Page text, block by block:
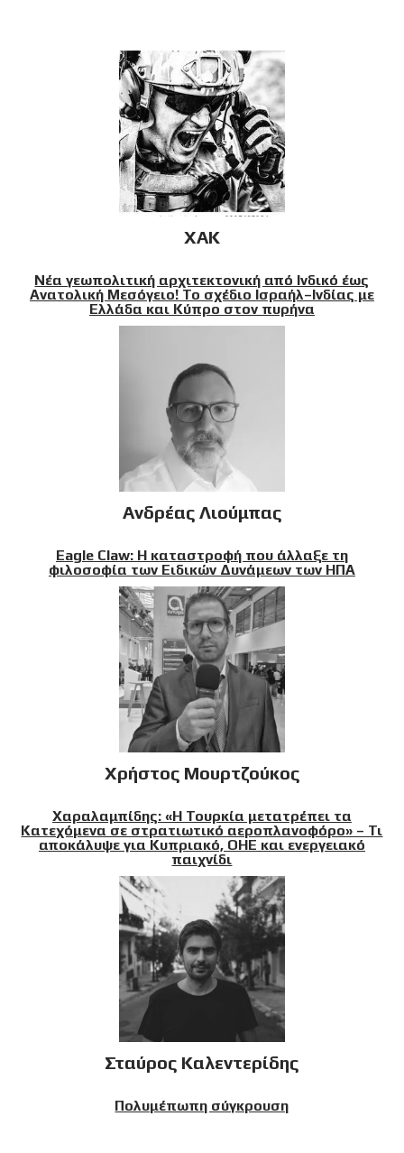
XAK
Νέα γεωπολιτική αρχιτεκτονική από Ινδικό έως
Ανατολική Μεσόγειο! Το σχέδιο Ισραήλ–Ινδίας με
Ελλάδα και Κύπρο στον πυρήνα
Ανδρέας Λιούμπας
Eagle Claw: Η καταστροφή που άλλαξε τη
φιλοσοφία των Ειδικών Δυνάμεων των ΗΠΑ
Χρήστος Μουρτζούκος
Χαραλαμπίδης: «Η Τουρκία μετατρέπει τα
Κατεχόμενα σε στρατιωτικό αεροπλανοφόρο» – Τι
αποκάλυψε για Κυπριακό, ΟΗΕ και ενεργειακό
παιχνίδι
Σταύρος Καλεντερίδης
Πολυμέπωπη σύγκρουση